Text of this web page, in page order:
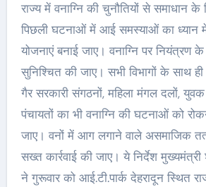
राज्य में वनाग्नि की चुनौतियों से समाधान के लिए वनाग्नि की
पिछली घटनाओं में आई समस्याओं का
योजनाएं बनाई जाए। वनाग्नि पर नियंत्रण के
सुनिश्चित की जाए। सभी विभागों के साथ
गैर सरकारी संगठनों, महिला मंगल दलों,
पंचायतों का भी वनाग्नि की घटनाओं को
जाए। वनों में आग लगाने वाले असमाजिक
सख्त कार्रवाई की जाए। ये निर्देश मुख्यमंत्री
ने गुरूवार को आई.टी.पार्क देहरादून स्थित